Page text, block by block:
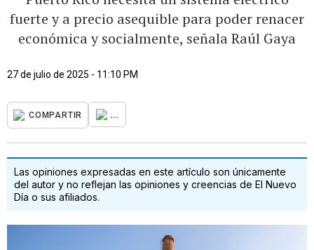
fuerte y a precio asequible para poder renacer
económica y socialmente, señala Raúl Gaya
27 de julio de 2025 - 11:10 PM
COMPARTIR ...
Las opiniones expresadas en este artículo son únicamente
del autor y no reflejan las opiniones y creencias de El Nuevo
Día o sus afiliados.